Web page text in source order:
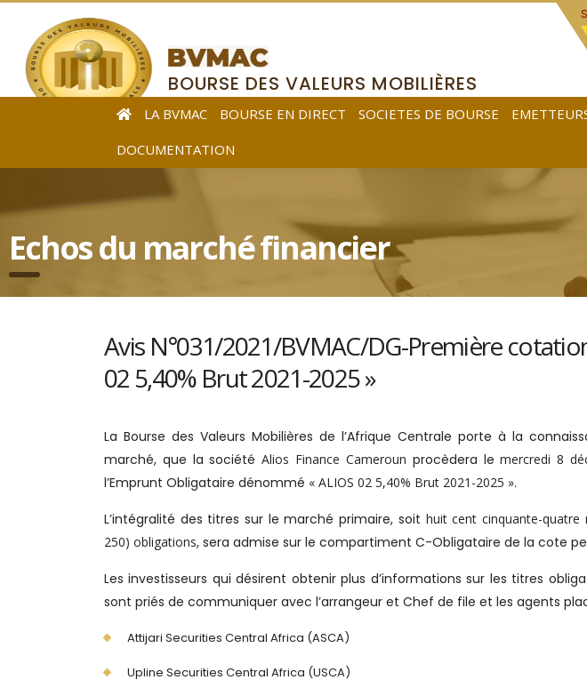
BOURSE DES VALEURS MOBILIÈRES
DE L’AFRIQUE CENTRALE
LA BVMAC BOURSE EN DIRECT SOCIETES DE BOURSE
DOCUMENTATION
Echos du marché financier
Avis N°031/2021/BVMAC/DG-Première
02 5,40% Brut 2021-2025 »
La Bourse des Valeurs Mobilières de l’Afrique Centrale porte à la
marché, que la sociétéAlios Finance Cameroun procèdera lemercredi 8
l’Emprunt Obligataire dénommé « ALIOS 02 5,40% Brut 2021-2025 ».
L’intégralité des titres sur le marché primaire, soit huit cent cinquante-quatre
250) obligations, sera admise sur le compartiment C-Obligataire de la cote
Les investisseurs qui désirent obtenir plus d’informations sur les titres
sont priés de communiquer avec l’arrangeur et Chef de file et les agents
Attijari Securities Central Africa (ASCA)
Upline Securities Central Africa (USCA)